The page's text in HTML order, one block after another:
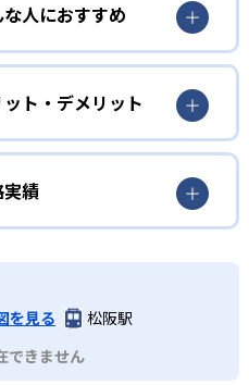
教材がなく、ニーズに合わせ
る。子どものレベルや好み
モチベーションを高めやす
スト、入試過去問などを塾
指名できる
の授業を受けた後、担当講師
に重要な、子どもと講師の
でもサポートを受けなが
適している。
分担あり
人におすすめ
生
ぶ子ども向け
の指名や変更の柔軟性が高
が合わない講師だと質問し
大人に慣れているので適度
、子どもの性格に合った講
生
をしたい生徒向け
プリントをもらうことがで
ト・デメリット
トがある？
指導品質を塾内でチェックす
師は授業後に、ケアスタッ
だ。授業ごとに講師が記入
も学習の進み具合等を確認で
導にも力を入れている。ケ
配布等も行い、子どもが最
績
学スクールと合わせた合格
を見る
松阪駅
できません